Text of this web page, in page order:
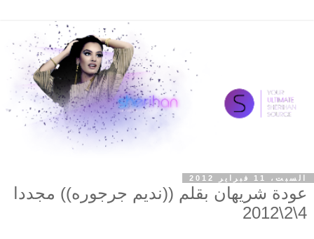
السبت، 11 فبراير 2012
عودة شريهان بقلم ((نديم جرجوره)) مجددا
4\2\2012